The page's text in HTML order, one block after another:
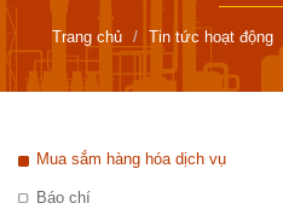
Trang chủ Tin tức hoạt động
Mua sắm hàng hóa dịch vụ
Báo chí